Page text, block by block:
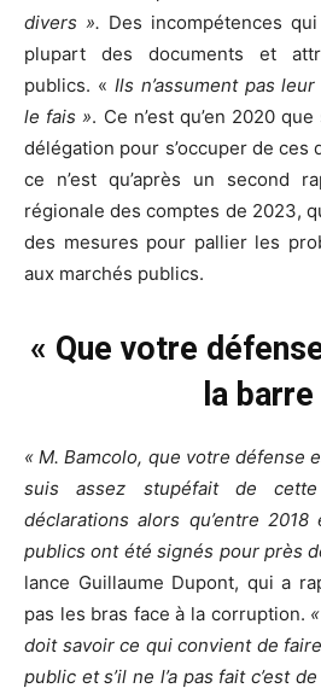
divers ». Des incompétences
plupart des documents et
publics. « Ils n’assument pas
le fais ». Ce n’est qu’en 2020
délégation pour s’occuper de
ce n’est qu’après un second
régionale des comptes de 2023,
des mesures pour pallier les
aux marchés publics.
« Que votre
la barre
« M. Bamcolo, que votre défense
suis assez stupéfait de
déclarations alors qu’entre
publics ont été signés pour près
lance Guillaume Dupont, qui a
pas les bras face à la corruption.
doit savoir ce qui convient de
public et s’il ne l’a pas fait c’est